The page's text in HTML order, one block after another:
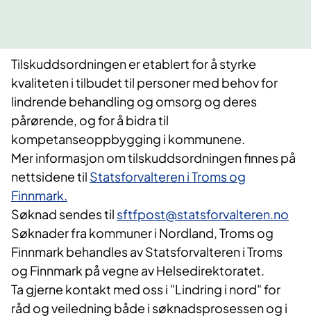
Tilskuddsordningen er etablert for å styrke
kvaliteten i tilbudet til personer med behov for
lindrende behandling og omsorg og deres
pårørende, og for å bidra til
kompetanseoppbygging i kommunene.
Mer informasjon om tilskuddsordningen finnes på
nettsidene til Statsforvalteren i Troms og
Finnmark.
Søknad sendes til sftfpost@statsforvalteren.no
Søknader fra kommuner i Nordland, Troms og
Finnmark behandles av Statsforvalteren i Troms
og Finnmark på vegne av Helsedirektoratet.
Ta gjerne kontakt med oss i "Lindring i nord" for
råd og veiledning både i søknadsprosessen og i